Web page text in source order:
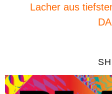
Lacher aus